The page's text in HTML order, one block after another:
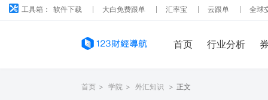
工具箱： 软件下载 大白免费跟单 汇率宝 云跟单 全球
首页 行业分析
首页 > 学院 > 外汇知识 > 正文